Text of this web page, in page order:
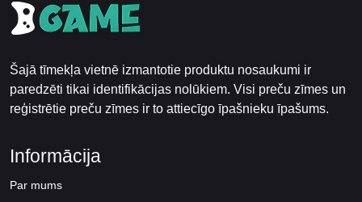
Šajā tīmekļa vietnē izmantotie produktu nosaukumi ir
paredzēti tikai identifikācijas nolūkiem. Visi preču zīmes un
reģistrētie preču zīmes ir to attiecīgo īpašnieku īpašums.
Informācija
Par mums